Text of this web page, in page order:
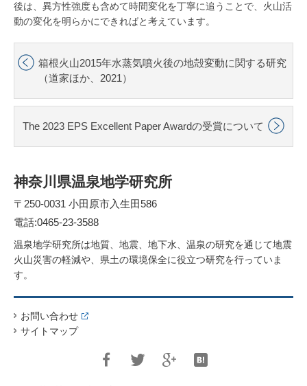
後は、異方性強度も含めて時間変化を丁寧に追うことで、火山活
動の変化を明らかにできればと考えています。
箱根火山2015年水蒸気噴火後の地殻変動に関する研究
（道家ほか、2021）
The 2023 EPS Excellent Paper Awardの受賞について
神奈川県温泉地学研究所
〒250-0031 小田原市入生田586
電話:0465-23-3588
温泉地学研究所は地質、地震、地下水、温泉の研究を通じて地震
火山災害の軽減や、県土の環境保全に役立つ研究を行っていま
す。
お問い合わせ
サイトマップ